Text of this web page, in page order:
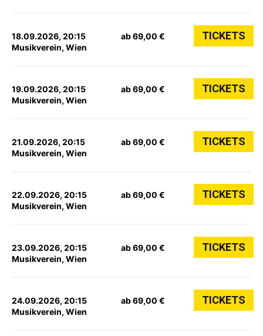
18.09.2026, 20:15
Musikverein, Wien
ab 69,00 € TICKETS
19.09.2026, 20:15
Musikverein, Wien
ab 69,00 € TICKETS
21.09.2026, 20:15
Musikverein, Wien
ab 69,00 € TICKETS
22.09.2026, 20:15
Musikverein, Wien
ab 69,00 € TICKETS
23.09.2026, 20:15
Musikverein, Wien
ab 69,00 € TICKETS
24.09.2026, 20:15
Musikverein, Wien
ab 69,00 € TICKETS